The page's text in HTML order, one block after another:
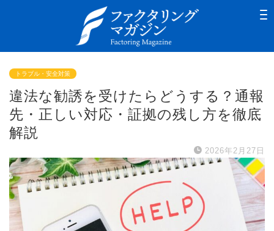
トラブル・安全対策
違法な勧誘を受けたらどうする？通報
先・正しい対応・証拠の残し方を徹底
解説
2026年2月27日